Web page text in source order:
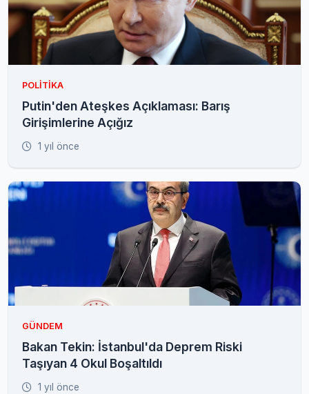
POLITIKA
Putin'den Ateşkes Açıklaması: Barış
Girişimlerine Açığız
1 yıl önce
GÜNDEM
Bakan Tekin: İstanbul'da Deprem Riski
Taşıyan 4 Okul Boşaltıldı
1 yıl önce